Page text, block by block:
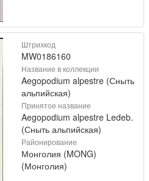
Штрихкод
MW0186160
Название в коллекции
Aegopodium alpestre (Сныть
альпийская)
Принятое название
Aegopodium alpestre Ledeb.
(Сныть альпийская)
Районирование
Монголия (MONG)
(Монголия)